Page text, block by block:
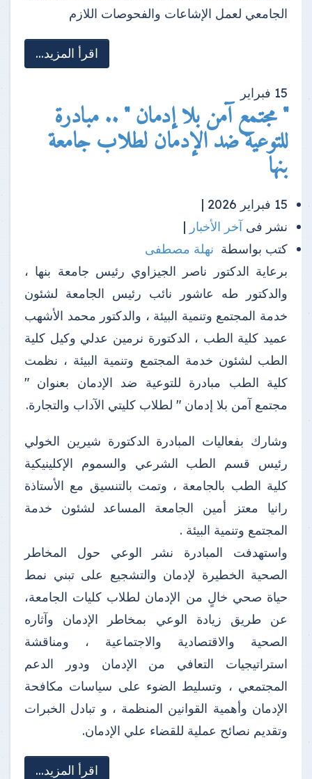
الجامعي لعمل الإشاعات والفحوصات اللازم
اقرأ المزيد...
15 فبراير
" مجتمع آمن بلا إدمان " .. مبادرة
للتوعية ضد الإدمان لطلاب جامعة
بنها
15 فبراير 2026 |
نشر فى آخر الأخبار |
كتب بواسطة نهلة مصطفى
برعاية الدكتور ناصر الجيزاوي رئيس جامعة بنها ،
والدكتور طه عاشور نائب رئيس الجامعة لشئون
خدمة المجتمع وتنمية البيئة ، والدكتور محمد الأشهب
عميد كلية الطب ، الدكتورة نرمين عدلي وكيل كلية
الطب لشئون خدمة المجتمع وتنمية البيئة ، نظمت
كلية الطب مبادرة للتوعية ضد الإدمان بعنوان "
مجتمع آمن بلا إدمان " لطلاب كليتي الآداب والتجارة.
وشارك بفعاليات المبادرة الدكتورة شيرين الخولي
رئيس قسم الطب الشرعي والسموم الإكلينيكية
كلية الطب بالجامعة ، وتمت بالتنسيق مع الأستاذة
رانيا معتز أمين الجامعة المساعد لشئون خدمة
المجتمع وتنمية البيئة .
واستهدفت المبادرة نشر الوعي حول المخاطر
الصحية الخطيرة لإدمان والتشجيع على تبني نمط
حياة صحي خالٍ من الإدمان لطلاب كليات الجامعة،
عن طريق زيادة الوعي بمخاطر الإدمان وآثاره
الصحية والاقتصادية والاجتماعية ، ومناقشة
استراتيجيات التعافي من الإدمان ودور الدعم
المجتمعي ، وتسليط الضوء على سياسات مكافحة
الإدمان وأهمية القوانين المنظمة ، و تبادل الخبرات
وتقديم نصائح عملية للقضاء علي الإدمان.
اقرأ المزيد...